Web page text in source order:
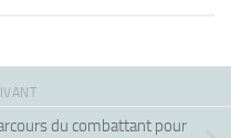
du combattant pour